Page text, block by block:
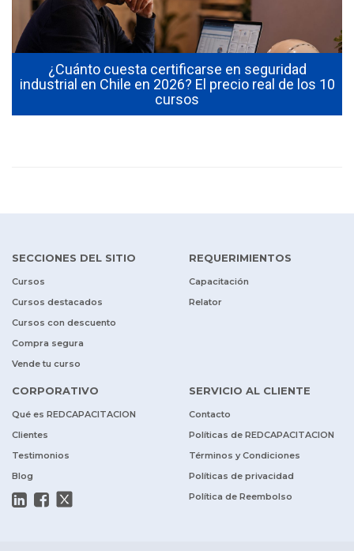
¿Cuánto cuesta certificarse en seguridad
industrial en Chile en 2026? El precio real de los 10
cursos
SECCIONES DEL SITIO
Cursos
Cursos destacados
Cursos con descuento
Compra segura
Vende tu curso
REQUERIMIENTOS
Capacitación
Relator
CORPORATIVO
Qué es REDCAPACITACION
Clientes
Testimonios
Blog
SERVICIO AL CLIENTE
Contacto
Políticas de REDCAPACITACION
Términos y Condiciones
Políticas de privacidad
Política de Reembolso